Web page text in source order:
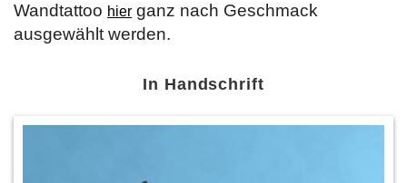
Wandtattoo hier ganz nach Geschmack
ausgewählt werden.
In Handschrift